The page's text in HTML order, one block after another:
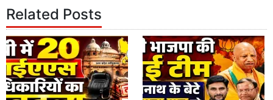
Related Posts